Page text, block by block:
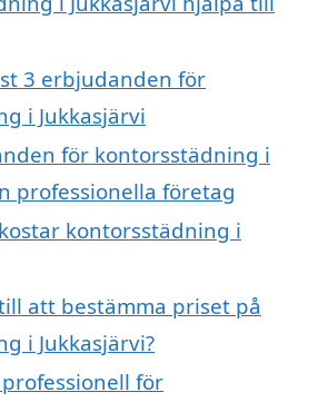
3 erbjudanden för
i Jukkasjärvi
för kontorsstädning i
professionella företag
kontorsstädning i
att bestämma priset på
i Jukkasjärvi?
för